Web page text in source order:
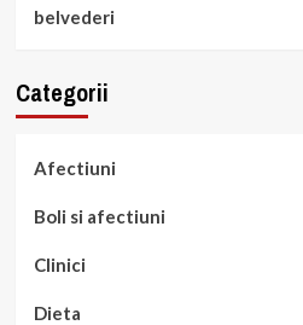
belvederi
Categorii
Afectiuni
Boli si afectiuni
Clinici
Dieta